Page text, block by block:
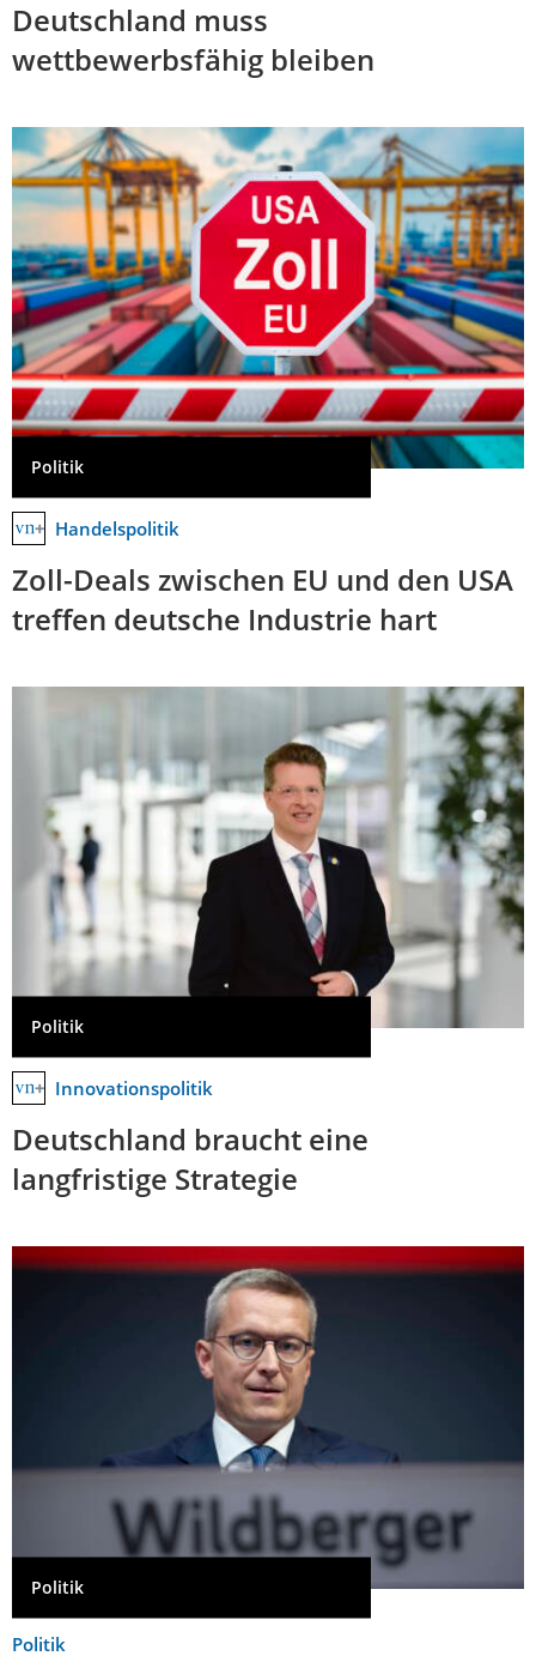
Deutschland muss
wettbewerbsfähig bleiben
Politik
Handelspolitik
Zoll-Deals zwischen EU und den USA
treffen deutsche Industrie hart
Politik
Innovationspolitik
Deutschland braucht eine
langfristige Strategie
Politik
Politik